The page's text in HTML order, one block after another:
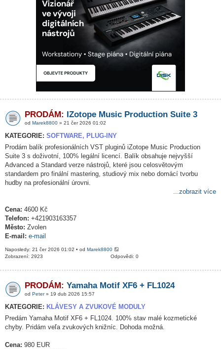
PRODÁM: IZotope Music Production Suite 3
od Marek8800 » 21 čer 2026 01:02
KATEGORIE: SOFTWARE, PLUG-INY
Prodám balík profesionálních VST pluginů iZotope Music Production
Suite 3 s doživotní, 100% legální licencí. Balík obsahuje nejvyšší
Advanced a Standard verze nástrojů, které jsou celosvětovým
standardem pro finální mastering, studiový mix nebo domácí tvorbu
hudby na profesionální úrovni.
...zobrazit více
Cena: 4600 Kč
Telefon: +421903163357
Město: Zvolen
E-mail: e-mail
Naposledy: 21 čer 2026 01:02 • od Marek8800
Odpovědi: 0
Zobrazení: 2923
PRODÁM: Yamaha Motif XF6 + FL1024
od Peter» 19 dub 2026 15:57
KATEGORIE: KLÁVESY A ZVUKOVÉ MODULY
Predám Yamaha Motif XF6 + FL1024. 100% stav malé kozmetické
chyby. Pridám veľa zvukových knižníc. Dohoda možná.
Cena: 980 EUR